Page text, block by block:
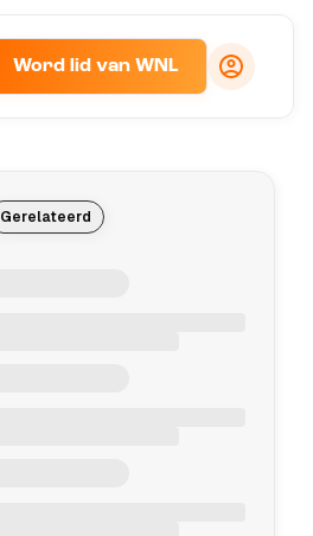
Word lid van WNL
Gerelateerd